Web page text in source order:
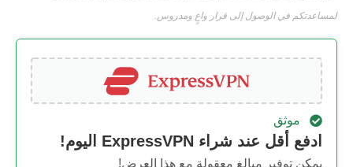
لمساعدتكم في الوصول إلى قرار واعٍ ومدروس.
موثق
ادفع أقل عند شراء ExpressVPN اليوم!
يمكن توفير مبالغ معقولة مع هذا العرض!